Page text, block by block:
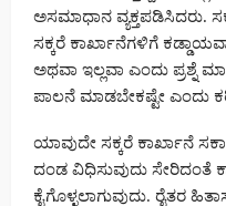
ಅಸಮಾಧಾನ ವ್ಯಕ್ತಪಡಿಸಿದರು.
ಸಕ್ಕರೆ ಕಾರ್ಖಾನೆಗಳಿಗೆ
ಅಥವಾ ಇಲ್ಲವಾ ಎಂದು ಪ್ರಶ್ನೆ
ಪಾಲನೆ ಮಾಡಬೇಕಷ್ಟೇ ಎಂದು
ಯಾವುದೇ ಸಕ್ಕರೆ ಕಾರ್ಖಾನೆ
ದಂಡ ವಿಧಿಸುವುದು ಸೇರಿದಂತೆ
ಕೈಗೊಳ್ಳಲಾಗುವುದು. ರೈತರ